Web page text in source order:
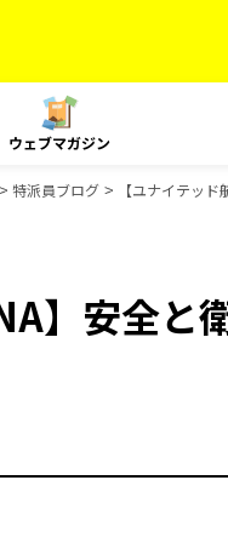
ウェブマガジン
特派員ブログ 【ユナイテッ
】安全と